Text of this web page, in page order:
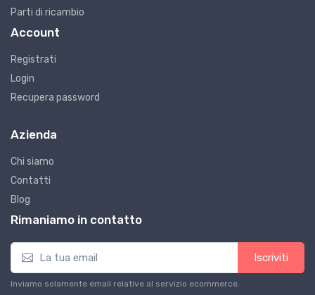
Parti di ricambio
Account
Registrati
Login
Recupera password
Azienda
Chi siamo
Contatti
Blog
Rimaniamo in contatto
Iscriviti
Inviamo solamente email relative al servizio ecommerce.